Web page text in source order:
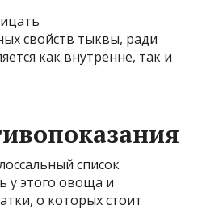
свойств тыквы, ради
как внутренне, так и
список
у этого овоща и
о которых стоит